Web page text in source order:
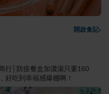
開啟食記›
行│防疫餐盒加濃湯只要160
好吃到幸福感爆棚啊！